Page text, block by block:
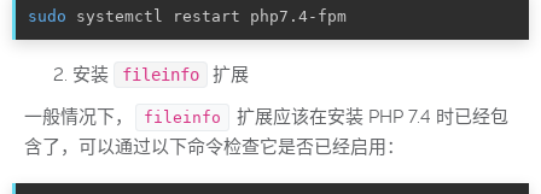
sudo systemctl restart php7.4-fpm
安装 fileinfo
扩展
一般情况下，
fileinfo
扩展应该在安装 PHP 7.4 时已经包
含了，可以通过以下命令检查它是否已经启用：